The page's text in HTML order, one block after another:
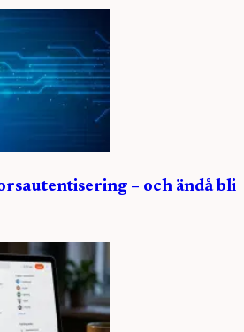
– och ändå bli